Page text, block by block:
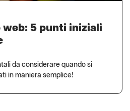
web: 5 punti iniziali
da considerare quando si
in maniera semplice!